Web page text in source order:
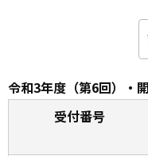
令和3年度（第6回）・
受付番号